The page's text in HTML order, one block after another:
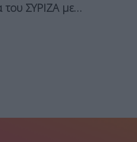
του ΣΥΡΙΖΑ με…